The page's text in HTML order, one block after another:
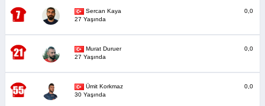
Sercan Kaya
27 Yaşında
0,0
Murat Duruer
27 Yaşında
0,0
Ümit Korkmaz
30 Yaşında
0,0